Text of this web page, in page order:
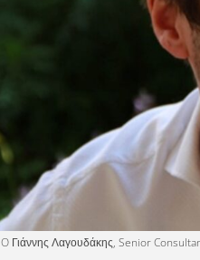
O Γιάννης Λαγουδάκης, Senior